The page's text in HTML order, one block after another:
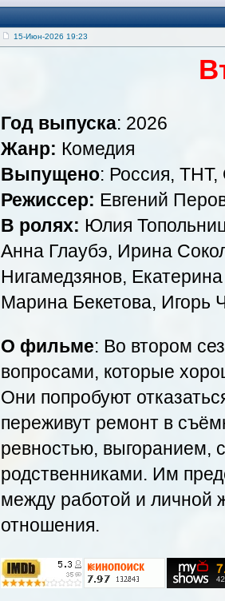
15-Июн-2026 19:23
Год выпуска: 2026
Жанр: Комедия
Выпущено: Россия,
Режиссер: Евгений
В ролях: Юлия
Анна Глаубэ, Ирина
Нигамедзянов,
Марина Бекетова, Игорь
О фильме: Во втором
вопросами, которые
Они попробуют
переживут ремонт в
ревностью,
родственниками. Им
между работой и личной
отношения.